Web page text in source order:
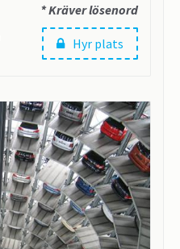
* Kräver lösenord
Hyr plats